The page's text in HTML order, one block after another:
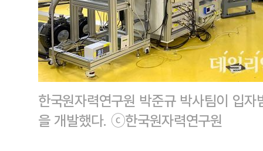
한국원자력연구원 박준규 박사팀이 입
을 개발했다. ⓒ한국원자력연구원